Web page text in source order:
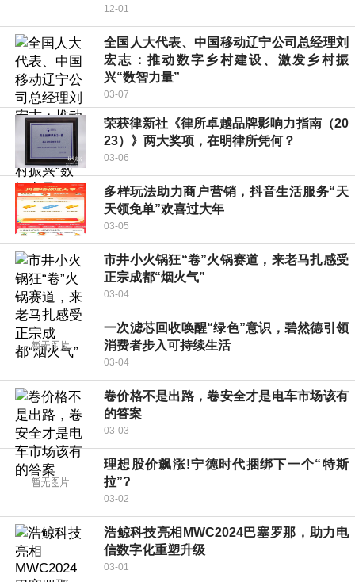
12-01
全国人大代表、中国移动辽宁公司总经理刘
宏志：推动数字乡村建设、激发乡村振
兴“数智力量”
03-07
荣获律新社《律所卓越品牌影响力指南（20
23）》两大奖项，在明律所凭何？
03-06
多样玩法助力商户营销，抖音生活服务“天
天领免单”欢喜过大年
03-05
市井小火锅狂“卷”火锅赛道，来老马扎感受
正宗成都“烟火气”
03-04
一次滤芯回收唤醒“绿色”意识，碧然德引领
消费者步入可持续生活
03-04
卷价格不是出路，卷安全才是电车市场该有
的答案
03-03
理想股价飙涨!宁德时代捆绑下一个“特斯
拉”?
03-02
浩鲸科技亮相MWC2024巴塞罗那，助力电
信数字化重塑升级
03-01